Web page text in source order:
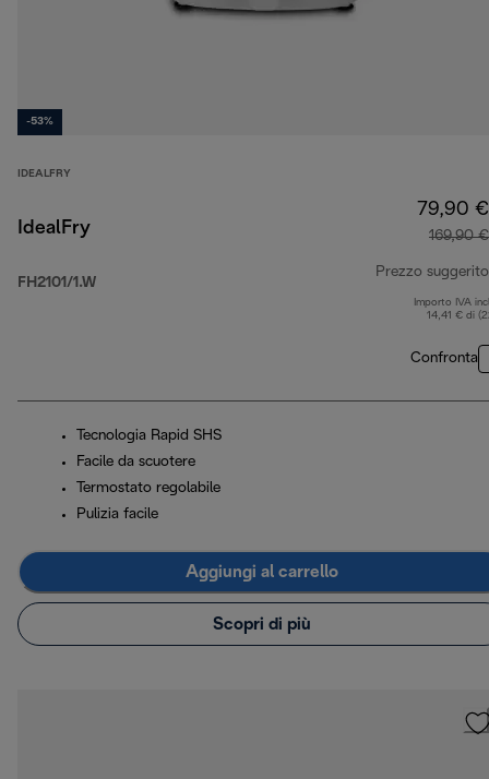
-53%
IDEALFRY
IdealFry
FH2101/1.W
79,90 €
169,90 €
Prezzo suggerito
Importo IVA
14,41 € di
Confronta
Tecnologia Rapid SHS
Facile da scuotere
Termostato regolabile
Pulizia facile
Aggiungi al carrello
Scopri di più